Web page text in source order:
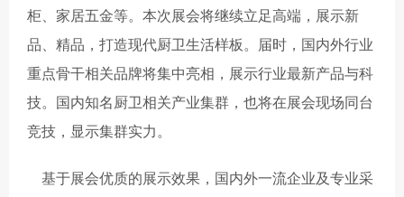
柜、家居五金等。本次展会将继续立足高端，展示新
品、精品，打造现代厨卫生活样板。届时，国内外行业
重点骨干相关品牌将集中亮相，展示行业最新产品与科
技。国内知名厨卫相关产业集群，也将在展会现场同台
竞技，显示集群实力。
基于展会优质的展示效果，国内外一流企业及专业采